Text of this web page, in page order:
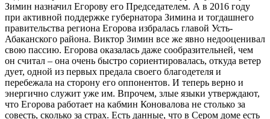
Зимин назначил Егорову его Председателем. А в 2016 году
при активной поддержке губернатора Зимина и тогдашнего
правительства региона Егорова избралась главой Усть-
Абаканского района. Виктор Зимин все же явно недооценивал
свою пассию. Егорова оказалась даже сообразительней, чем
он считал – она очень быстро сориентировалась, откуда ветер
дует, одной из первых предала своего благодетеля и
перебежала на сторону его оппонентов. И теперь верно и
энергично служит уже им. Впрочем, злые языки утверждают,
что Егорова работает на кабмин Коновалова не столько за
совесть, сколько за страх. Есть данные, что в Сером доме есть